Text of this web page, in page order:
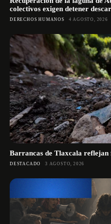
colectivos exigen detener
DERECHOS HUMANOS 4 AGOSTO, 2026
Barrancas de Tlaxcala reflejan
DESTACADO 3 AGOSTO, 2026